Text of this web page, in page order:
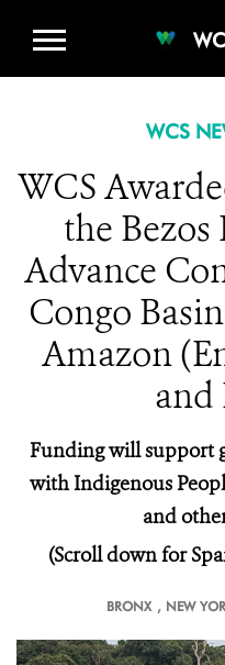
WCS
WCS
the
Advance
Congo
Amazon
and
Funding will support
with Indigenous
and
(Scroll down for
BRONX , NEW